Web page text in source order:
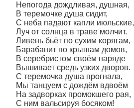
Непогода дождливая, душная,
В теремочке душа сидит,
С неба падают капли июльские,
Луч от солнца в траве молчит.
Ливень бьёт по сухим корягам,
Барабанит по крышам домов,
В серебристом своём наряде
Вышивает средь узких дворов.
С теремочка душа прогнала,
Мы танцуем с дождём вдвоём
На задворках промокшего рая,
С ним вальсируя босяком!